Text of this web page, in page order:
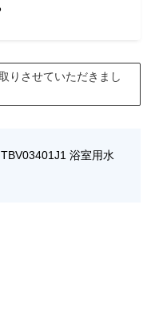
りさせていただきまし
浴室用水